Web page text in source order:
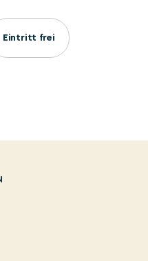
Eintritt frei